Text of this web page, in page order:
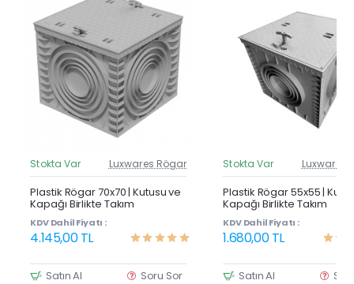
Güncel Fiyat
Yeni Ürün
Stokta Var Luxwares Rögar
Plastik Rögar 70x70 | Kutusu ve
Kapağı Birlikte Takım
KDV Dahil Fiyatı :
4.145,00 TL
Satın Al Soru Sor
Stokta Var Luxwares
Plastik Rögar 55x55 |
Kapağı Birlikte Takım
KDV Dahil Fiyatı :
1.680,00 TL
Satın Al